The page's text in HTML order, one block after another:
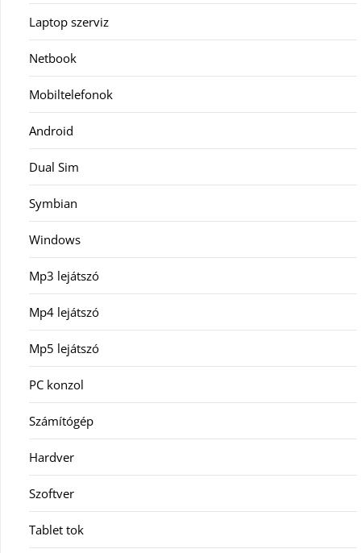
Laptop szerviz
Netbook
Mobiltelefonok
Android
Dual Sim
Symbian
Windows
Mp3 lejátszó
Mp4 lejátszó
Mp5 lejátszó
PC konzol
Számítógép
Hardver
Szoftver
Tablet tok